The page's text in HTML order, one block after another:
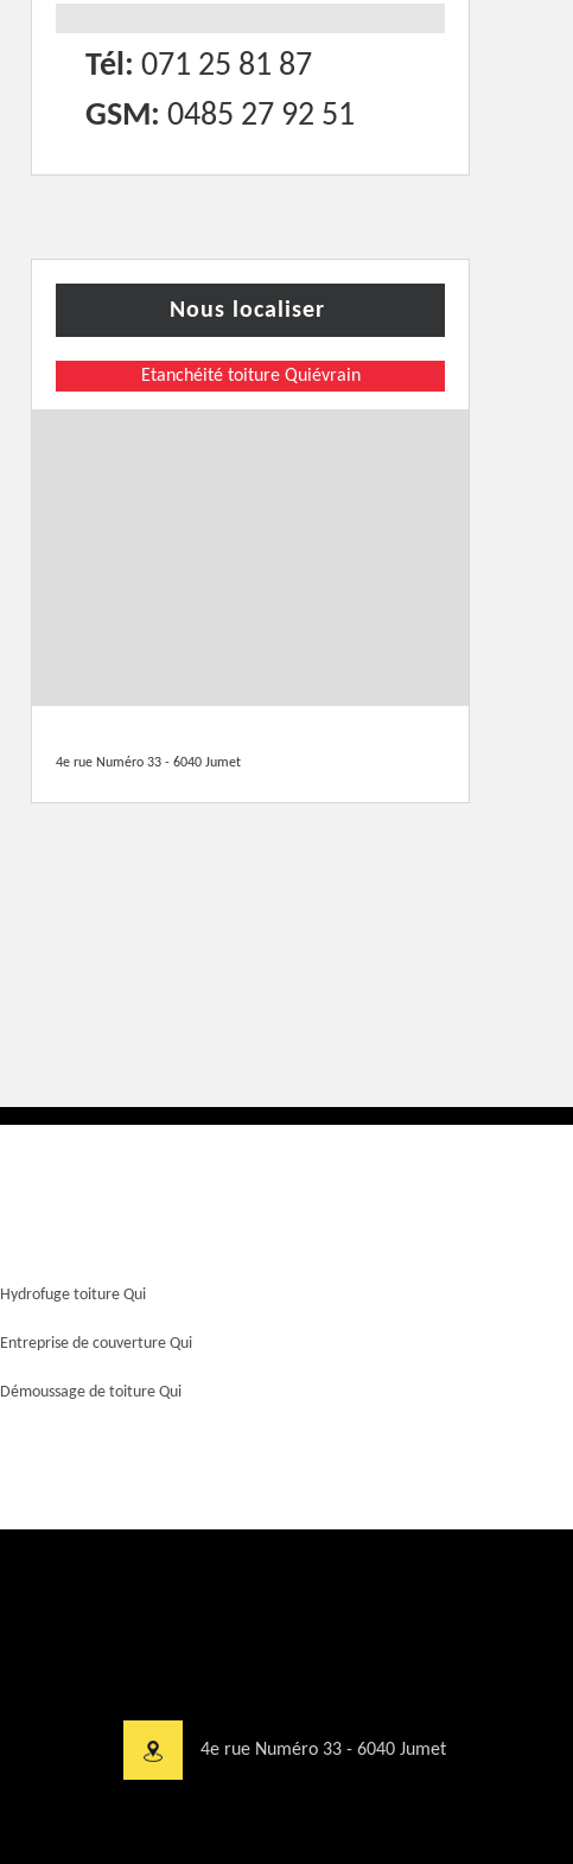
Tél: 071 25 81 87
GSM: 0485 27 92 51
Nous localiser
Etanchéité toiture Quiévrain
4e rue Numéro 33 - 6040 Jumet
Hydrofuge toiture Qui
Entreprise de couverture Qui
Démoussage de toiture Qui
4e rue Numéro 33 - 6040 Jumet